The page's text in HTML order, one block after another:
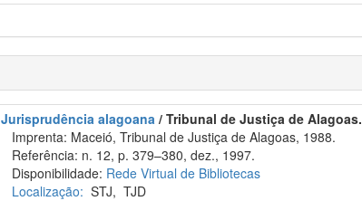
Jurisprudência alagoana / Tribunal de Justiça de Alagoas.
Imprenta: Maceió, Tribunal de Justiça de Alagoas, 1988.
Referência: n. 12, p. 379–380, dez., 1997.
Disponibilidade: Rede Virtual de Bibliotecas
Localização: STJ,TJD